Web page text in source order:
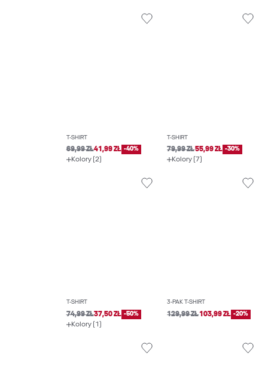
T-SHIRT
69,99 ZŁ41,99 ZŁ -40%
Kolory (2)
T-SHIRT
79,99 ZŁ55,99 ZŁ -30%
Kolory (7)
T-SHIRT
74,99 ZŁ37,50 ZŁ -50%
Kolory (1)
3-PAK T-SHIRT
129,99 ZŁ103,99 ZŁ -20%